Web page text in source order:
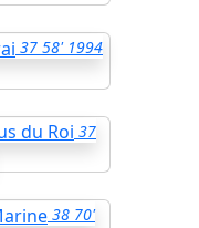
37 58' 1994
37
38 70'